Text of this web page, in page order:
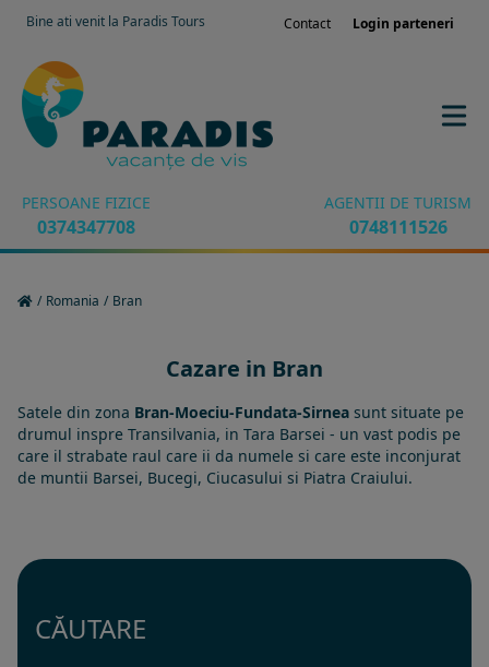
Bine ati venit la Paradis Tours Contact Login parteneri
PERSOANE FIZICE
0374347708
AGENTII DE TURISM
0748111526
/ Romania / Bran
Cazare in Bran
Satele din zona Bran-Moeciu-Fundata-Sirnea sunt situate pe
drumul inspre Transilvania, in Tara Barsei - un vast podis pe
care il strabate raul care ii da numele si care este inconjurat
de muntii Barsei, Bucegi, Ciucasului si Piatra Craiului.
CĂUTARE